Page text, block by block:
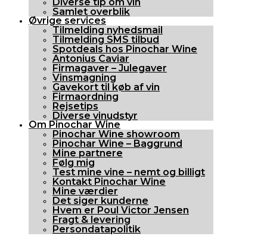
Samlet overblik
Øvrige services
Tilmelding nyhedsmail
Tilmelding SMS tilbud
Spotdeals hos Pinochar Wine
Antonius Caviar
Firmagaver – Julegaver
Vinsmagning
Gavekort til køb af vin
Firmaordning
Rejsetips
Diverse vinudstyr
Om Pinochar Wine
Pinochar Wine showroom
Pinochar Wine – Baggrund
Mine partnere
Følg mig
Test mine vine – nemt og billigt
Kontakt Pinochar Wine
Mine værdier
Det siger kunderne
Hvem er Poul Victor Jensen
Fragt & levering
Persondatapolitik